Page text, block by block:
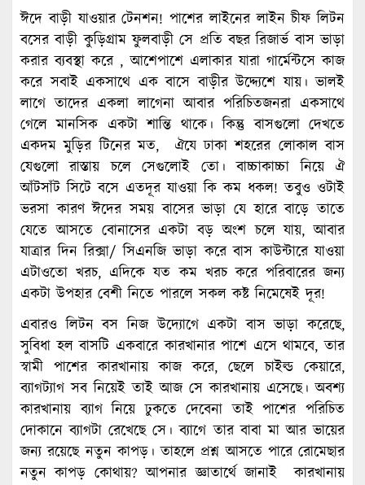
ঈদে বাড়ী যাওয়ার টেনশন! পাশের লাইনের লাইন চীফ লিটন
বসের বাড়ী কুড়িগ্রাম ফুলবাড়ী সে প্রতি বছর রিজার্ভ বাস ভাড়া
করার ব্যবস্থা করে , আশেপাশে এলাকার যারা গার্মেন্টসে কাজ
করে সবাই একসাথে এক বাসে বাড়ীর উদ্দ্যেশে যায়। ভালই
লাগে তাদের একলা লাগেনা আবার পরিচিতজনরা একসাথে
গেলে মানসিক একটা শান্তি থাকে। কিন্তু বাসগুলো দেখতে
একদম মুড়ির টিনের মত, ঐযে ঢাকা শহরের লোকাল বাস
যেগুলো রাস্তায় চলে সেগুলোই তো। বাচ্চাকাচ্চা নিয়ে ঐ
আঁটসাঁট সিটে বসে এতদূর যাওয়া কি কম ধকল! তবুও ওটাই
ভরসা কারণ ঈদের সময় বাসের ভাড়া যে হারে বাড়ে তাতে
যেতে আসতে বোনাসের একটা বড় অংশ চলে যায়, আবার
যাত্রার দিন রিক্সা/ সিএনজি ভাড়া করে বাস কাউন্টারে যাওয়া
এটাওতো খরচ, এদিকে যত কম খরচ করে পরিবারের জন্য
একটা উপহার বেশী নিতে পারলে সকল কষ্ট নিমেষেই দূর!
এবারও লিটন বস নিজ উদ্যোগে একটা বাস ভাড়া করেছে,
সুবিধা হল বাসটি একবারে কারখানার পাশে এসে থামবে, তার
স্বামী পাশের কারখানায় কাজ করে, ছেলে চাইল্ড কেয়ারে,
ব্যাগট্যাগ সব নিয়েই তাই আজ সে কারখানায় এসেছে। অবশ্য
কারখানায় ব্যাগ নিয়ে ঢুকতে দেবেনা তাই পাশের পরিচিত
দোকানে ব্যাগটা রেখেছে সে। ব্যাগে তার বাবা মা আর ভায়ের
জন্য রয়েছে নতুন কাপড়। তাহলে প্রশ্ন আসতে পারে রোমেছার
নতুন কাপড় কোথায়? আপনার জ্ঞাতার্থে জানাই কারখানায়